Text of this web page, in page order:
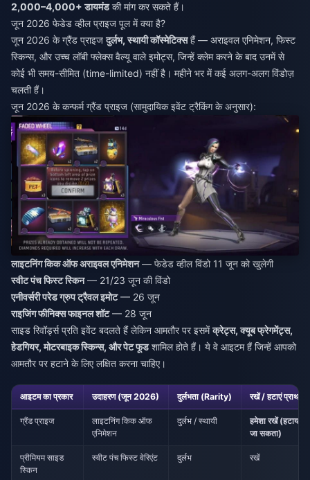
2,000–4,000+ डायमंडकी मांग कर सकते हैं।
जून 2026 फेडेड व्हील प्राइज पूल में क्या है?
जून 2026 के ग्रैंड प्राइजदुर्लभ, स्थायी कॉस्मेटिक्सहैं — अराइवल एनिमेशन, फिस्ट
स्किन्स, और उच्च लॉबी फ्लेक्स वैल्यू वाले इमोट्स, जिन्हें क्लेम करने के बाद उनमें से
कोई भी समय-सीमित (time-limited) नहीं है। महीने भर में कई अलग-अलग विंडोज़
चलती हैं।
जून 2026 के कन्फर्म ग्रैंड प्राइज (सामुदायिक इवेंट ट्रैकिंग के अनुसार):
लाइटनिंग किक ऑफ अराइवल एनिमेशन— फेडेड व्हील विंडो 11 जून को खुलेगी
स्वीट पंच फिस्ट स्किन— 21/23 जून की विंडो
एनीवर्सरी परेड ग्रुप ट्रैवल इमोट— 26 जून
राइजिंग फीनिक्स फाइनल शॉट— 28 जून
साइड रिवॉर्ड्स प्रति इवेंट बदलते हैं लेकिन आमतौर पर इसमेंक्रेट्स, क्यूब फ्रेगमेंट्स,
हेडगियर, मोटरबाइक स्किन्स, और पेट फूडशामिल होते हैं। ये वे आइटम हैं जिन्हें आपको
आमतौर पर हटाने के लिए लक्षित करना चाहिए।
आइटम का प्रकार उदाहरण (जून 2026) दुर्लभता (Rarity) रखें / हटाएं
ग्रैंड प्राइज
लाइटनिंग किक ऑफ
एनिमेशन
दुर्लभ / स्थायी
हमेशा रखें (हटाया
जा सकता)
प्रीमियम साइड
स्किन
स्वीट पंच फिस्ट वेरिएंट दुर्लभ रखें